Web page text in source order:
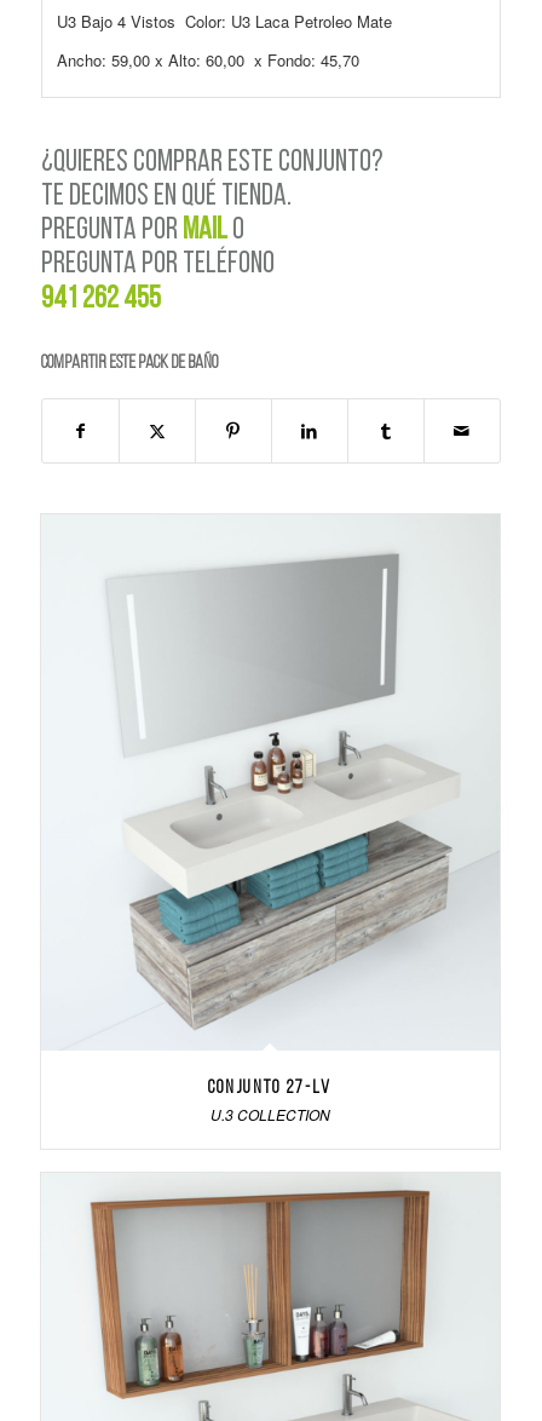
U3 Bajo 4 Vistos Color: U3 Laca Petroleo Mate
Ancho: 59,00 x Alto: 60,00 x Fondo: 45,70
¿QUIERES COMPRAR ESTE CONJUNTO?
TE DECIMOS EN QUÉ TIENDA.
PREGUNTA POR MAIL o
PREGUNTA POR TELÉFONO
941 262 455
Compartir este PACK de BAÑO
Conjunto 27-LV
U.3 COLLECTION